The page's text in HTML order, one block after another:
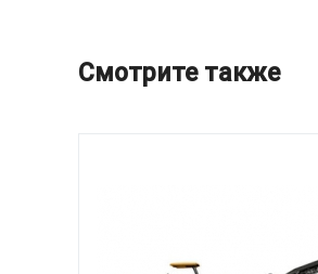
Смотрите также